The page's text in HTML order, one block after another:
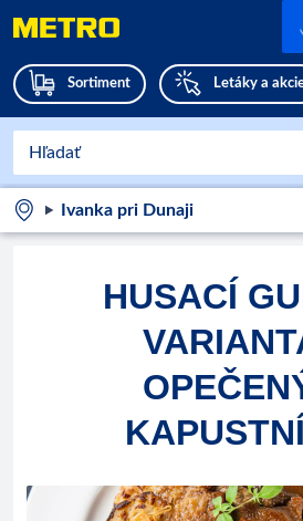
Sortiment Letáky a
Ivanka pri Dunaji
HUSACÍ